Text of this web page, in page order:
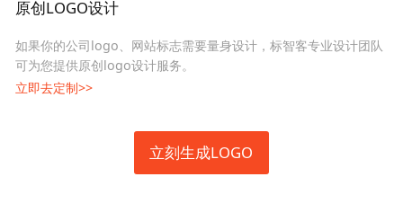
原创LOGO设计
如果你的公司logo、网站标志需要量身设计，标智客专业设计团队
可为您提供原创logo设计服务。
立即去定制>>
立刻生成LOGO